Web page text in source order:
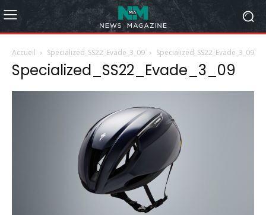
Accueil Specialized_SS22_Evade_3_09 Specialized_SS22_Evade_3_09
Specialized_SS22_Evade_3_09